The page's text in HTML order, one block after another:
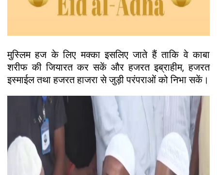
मुस्लिम हज के लिए मक्का इसलिए जाते हैं ताकि वे काबा
शरीफ की जियारत कर सकें और हजरत इब्राहीम, हजरत
इस्माईल तथा हजरत हाजरा से जुड़ी परंपराओं को निभा सकें।